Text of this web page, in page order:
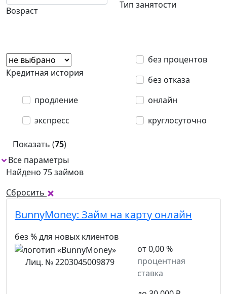
Возраст
Тип занятости
Кредитная история
без процентов
без отказа
продление
экспресс
онлайн
круглосуточно
Показать (75)
Все параметры
Найдено 75 займов
Сбросить
BunnyMoney: Займ на карту онлайн
без % для новых клиентов
Лиц. № 2203045009879
от 0,00 %
процентная
ставка